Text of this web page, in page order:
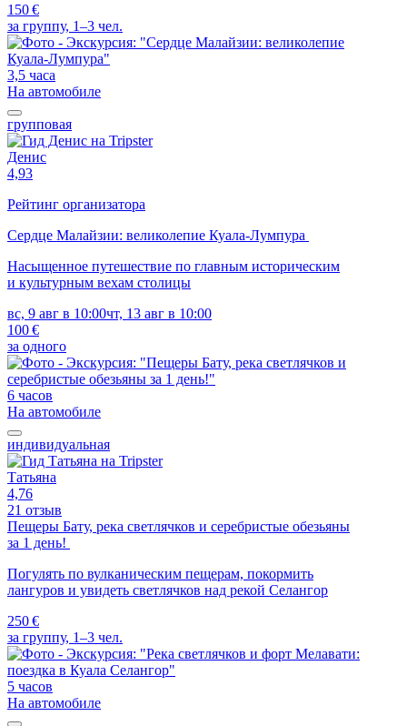
150 €
за группу, 1–3 чел.
3,5 часа
На автомобиле
групповая
Денис
4,93
Рейтинг организатора
Сердце Малайзии: великолепие Куала-Лумпура
Насыщенное путешествие по главным историческим
и культурным вехам столицы
вс, 9 авг в 10:00чт, 13 авг в 10:00
100 €
за одного
6 часов
На автомобиле
индивидуальная
Татьяна
4,76
21 отзыв
Пещеры Бату, река светлячков и серебристые обезьяны
за 1 день!
Погулять по вулканическим пещерам, покормить
лангуров и увидеть светлячков над рекой Селангор
250 €
за группу, 1–3 чел.
5 часов
На автомобиле